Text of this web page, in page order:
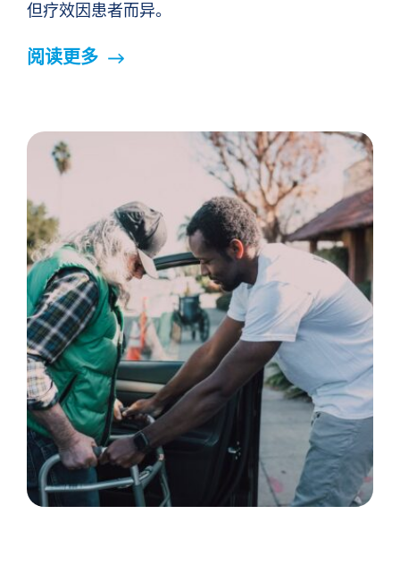
但疗效因患者而异。
阅读更多